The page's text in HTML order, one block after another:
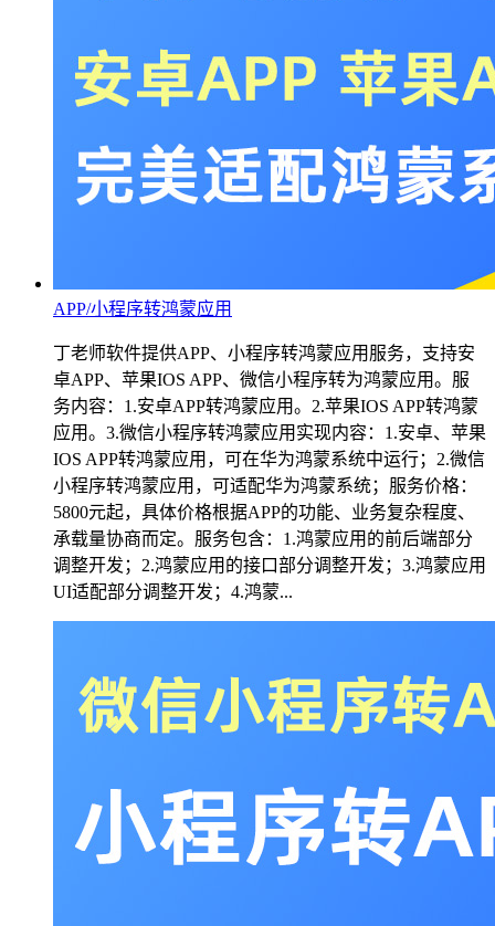
APP/小程序转鸿蒙应用
丁老师软件提供APP、小程序转鸿蒙应用服务，支持安
卓APP、苹果IOS APP、微信小程序转为鸿蒙应用。服
务内容：1.安卓APP转鸿蒙应用。2.苹果IOS APP转鸿蒙
应用。3.微信小程序转鸿蒙应用实现内容：1.安卓、苹果
IOS APP转鸿蒙应用，可在华为鸿蒙系统中运行；2.微信
小程序转鸿蒙应用，可适配华为鸿蒙系统；服务价格：
5800元起，具体价格根据APP的功能、业务复杂程度、
承载量协商而定。服务包含：1.鸿蒙应用的前后端部分
调整开发；2.鸿蒙应用的接口部分调整开发；3.鸿蒙应用
UI适配部分调整开发；4.鸿蒙...